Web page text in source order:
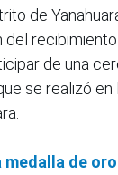
de
recibimiento
de una
se realizó en
medalla de